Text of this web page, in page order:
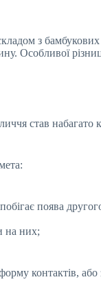
з
Особливої
став набагато
поява
на них;
контактів, або